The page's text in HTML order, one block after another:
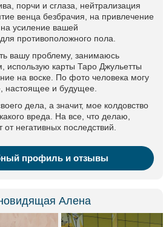
порчи и сглаза, нейтрализация
венца безбрачия, на привлечение
усиление вашей
противоположного пола.
вашу проблему, занимаюсь
использую карты Таро Джульетты
на воске. По фото человека могу
настоящее и будущее.
дела, а значит, мое колдовство
вреда. На все, что делаю,
негативных последствий.
профиль и отзывы
Алена